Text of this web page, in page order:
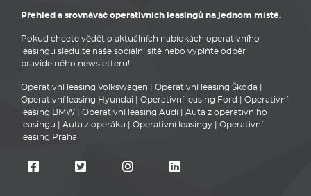
Přehled a srovnávač operativních leasingů na jednom místě.
Pokud chcete vědět o aktuálních nabídkách operativního
leasingu sledujte naše sociální sítě nebo vyplňte odběr
pravidelného newsletteru!
Operativní leasing Volkswagen Operativní leasing Škoda
Operativní leasing Hyundai
Operativní leasing Ford
Operativní
leasing BMW
Operativní leasing Audi
Auta z operativního
leasingu
Auta z operáku Operativní leasingy
Operativní
leasing Praha